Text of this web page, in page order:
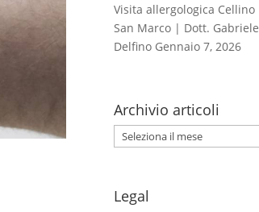
Visita allergologica Cellino
San Marco | Dott. Gabriele
Delfino Gennaio 7, 2026
Archivio articoli
Archivio
articoli
Legal